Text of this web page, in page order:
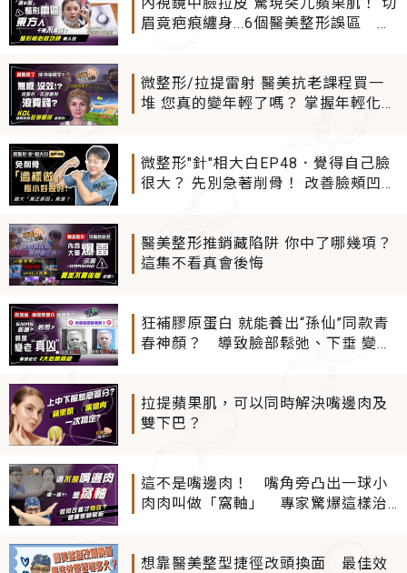
眉竟疤痕纏身...6個醫美整形誤區 東
微整形/拉提雷射 醫美抗老課程買一
堆 您真的變年輕了嗎？ 掌握年輕化三
微整形"針"相大白EP48．覺得自己臉
很大？ 先別急著削骨！ 改善臉頰凹
醫美整形推銷藏陷阱 你中了哪幾項？
這集不看真會後悔
狂補膠原蛋白 就能養出“孫仙”同款青
春神顏？ 導致臉部鬆弛、下垂 變老
拉提蘋果肌，可以同時解決嘴邊肉及
雙下巴？
這不是嘴邊肉！ 嘴角旁凸出一球小
肉肉叫做「窩軸」 專家驚爆這樣治
想靠醫美整型捷徑改頭換面 最佳效